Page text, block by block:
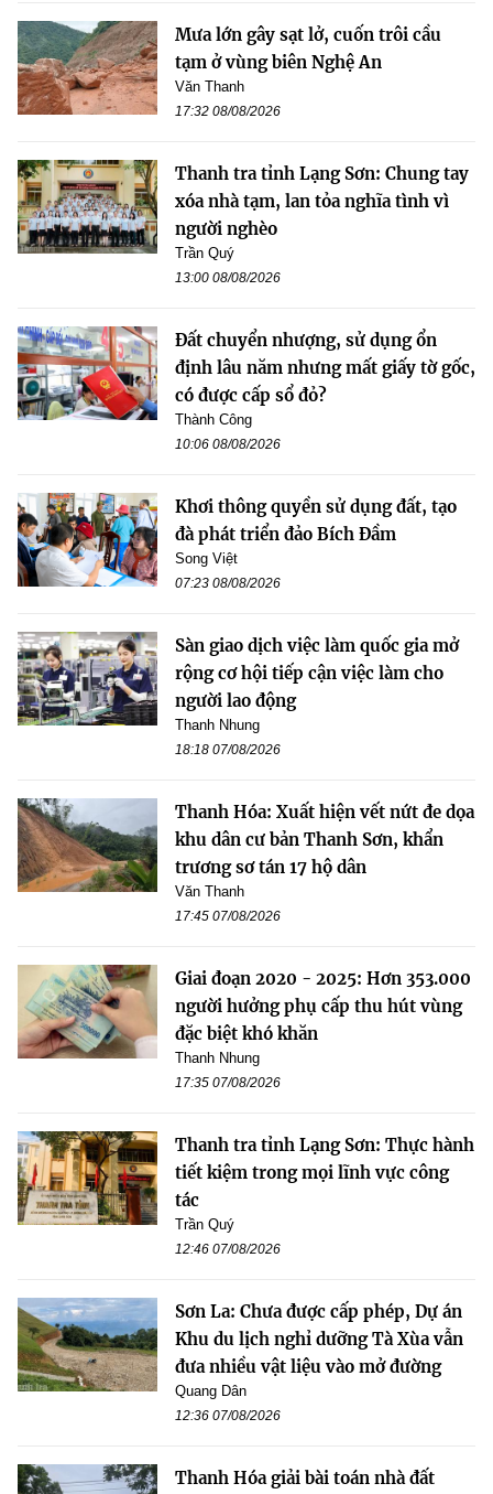
Mưa lớn gây sạt lở, cuốn trôi cầu
tạm ở vùng biên Nghệ An
Văn Thanh
17:32 08/08/2026
Thanh tra tỉnh Lạng Sơn: Chung tay
xóa nhà tạm, lan tỏa nghĩa tình vì
người nghèo
Trần Quý
13:00 08/08/2026
Đất chuyển nhượng, sử dụng ổn
định lâu năm nhưng mất giấy tờ gốc,
có được cấp sổ đỏ?
Thành Công
10:06 08/08/2026
Khơi thông quyền sử dụng đất, tạo
đà phát triển đảo Bích Đầm
Song Việt
07:23 08/08/2026
Sàn giao dịch việc làm quốc gia mở
rộng cơ hội tiếp cận việc làm cho
người lao động
Thanh Nhung
18:18 07/08/2026
Thanh Hóa: Xuất hiện vết nứt đe dọa
khu dân cư bản Thanh Sơn, khẩn
trương sơ tán 17 hộ dân
Văn Thanh
17:45 07/08/2026
Giai đoạn 2020 - 2025: Hơn 353.000
người hưởng phụ cấp thu hút vùng
đặc biệt khó khăn
Thanh Nhung
17:35 07/08/2026
Thanh tra tỉnh Lạng Sơn: Thực hành
tiết kiệm trong mọi lĩnh vực công
tác
Trần Quý
12:46 07/08/2026
Sơn La: Chưa được cấp phép, Dự án
Khu du lịch nghỉ dưỡng Tà Xùa vẫn
đưa nhiều vật liệu vào mở đường
Quang Dân
12:36 07/08/2026
Thanh Hóa giải bài toán nhà đất